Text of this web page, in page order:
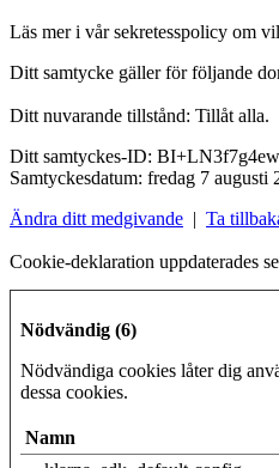
Läs mer i vår sekretesspolicy om
Ditt samtycke gäller för följande
Ditt nuvarande tillstånd: Tillåt alla.
Ditt samtyckes-ID:
Samtyckesdatum: fredag 7 augusti
Ändra ditt medgivande | Ta
Cookie-deklaration uppdaterades
Nödvändig (6)
Nödvändiga cookies låter dig
dessa cookies.
Namn